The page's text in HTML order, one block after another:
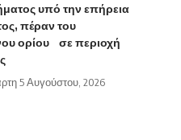
υπό την επήρεια
πέραν του
ορίου σε περιοχή
5 Αυγούστου, 2026